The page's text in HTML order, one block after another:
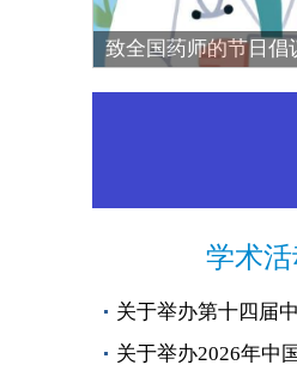
致全国药师的节日倡
学术活
关于举办2026年中